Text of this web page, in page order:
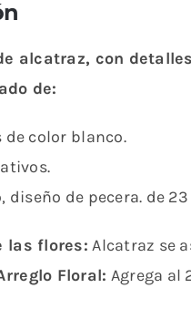
alcatraz, con
de:
de color blanco.
diseño de pecera. de
las flores: Alcatraz se
Floral: Agrega al